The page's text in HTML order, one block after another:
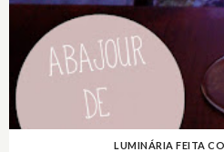
LUMINÁRIA FEITA